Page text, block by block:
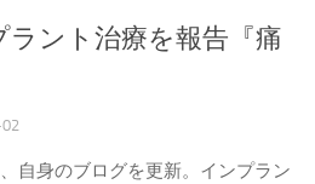
ント治療を報告『痛
自身のブログを更新。インプラン